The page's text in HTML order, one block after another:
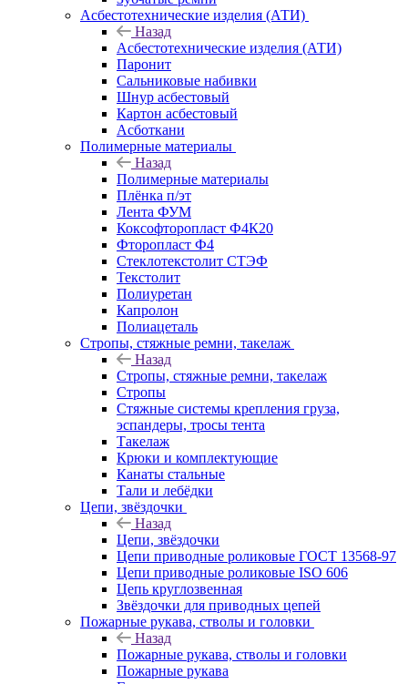
Асбестотехнические изделия (АТИ)
Назад
Асбестотехнические изделия (АТИ)
Паронит
Сальниковые набивки
Шнур асбестовый
Картон асбестовый
Асботкани
Полимерные материалы
Назад
Полимерные материалы
Плёнка п/эт
Лента ФУМ
Коксофторопласт Ф4К20
Фторопласт Ф4
Стеклотекстолит СТЭФ
Текстолит
Полиуретан
Капролон
Полиацеталь
Стропы, стяжные ремни, такелаж
Назад
Стропы, стяжные ремни, такелаж
Стропы
Стяжные системы крепления груза,
эспандеры, тросы тента
Такелаж
Крюки и комплектующие
Канаты стальные
Тали и лебёдки
Цепи, звёздочки
Назад
Цепи, звёздочки
Цепи приводные роликовые ГОСТ 13568-97
Цепи приводные роликовые ISO 606
Цепь круглозвенная
Звёздочки для приводных цепей
Пожарные рукава, стволы и головки
Назад
Пожарные рукава, стволы и головки
Пожарные рукава